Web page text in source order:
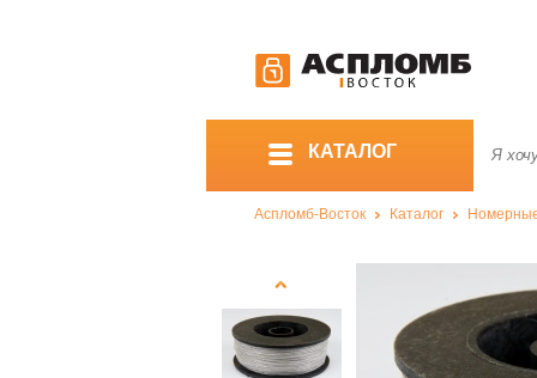
КАТАЛОГ
Аспломб-Восток Каталог